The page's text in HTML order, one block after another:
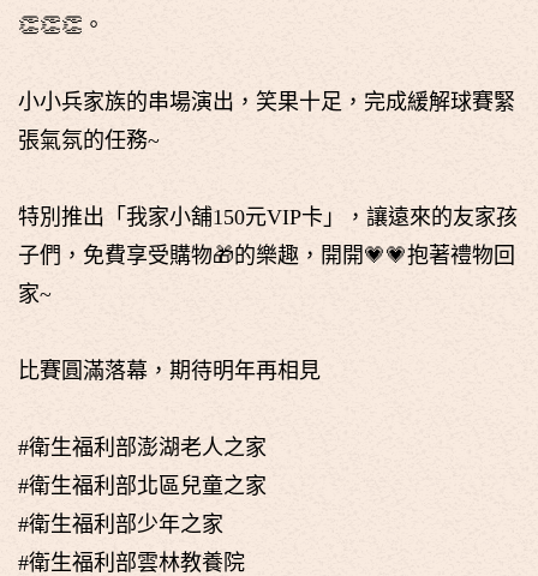
👏👏👏。
小小兵家族的串場演出，笑果十足，完成緩解球賽緊
張氣氛的任務~
特別推出「我家小舖150元VIP卡」，讓遠來的友家孩
子們，免費享受購物🎁的樂趣，開開💗💗抱著禮物回
家~
比賽圓滿落幕，期待明年再相見
#衛生福利部澎湖老人之家
#衛生福利部北區兒童之家
#衛生福利部少年之家
#衛生福利部雲林教養院